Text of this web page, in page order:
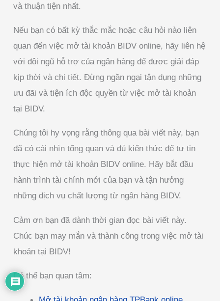
và thuận tiện nhất.
Nếu bạn có bất kỳ thắc mắc hoặc câu hỏi nào liên
quan đến việc mở tài khoản BIDV online, hãy liên hệ
với đội ngũ hỗ trợ của ngân hàng để được giải đáp
kịp thời và chi tiết. Đừng ngần ngại tận dụng những
ưu đãi và tiện ích độc quyền từ việc mở tài khoản
tại BIDV.
Chúng tôi hy vọng rằng thông qua bài viết này, bạn
đã có cái nhìn tổng quan và đủ kiến thức để tự tin
thực hiện mở tài khoản BIDV online. Hãy bắt đầu
hành trình tài chính mới của bạn và tận hưởng
những dịch vụ chất lượng từ ngân hàng BIDV.
Cảm ơn bạn đã dành thời gian đọc bài viết này.
Chúc bạn may mắn và thành công trong việc mở tài
khoản tại BIDV!
Có thể bạn quan tâm: